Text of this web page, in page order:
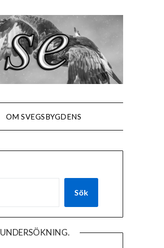
OM SVEGSBYGDENS
Sök
UNDERSÖKNING.